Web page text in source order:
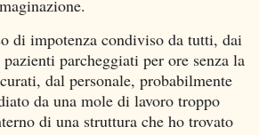
di impotenza condiviso da tutti, dai
parcheggiati per ore senza la
dal personale, probabilmente
da una mole di lavoro troppo
di una struttura che ho trovato